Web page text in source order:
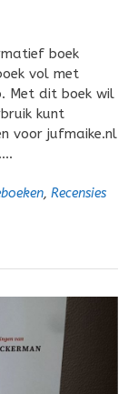
boek
vol met
Met dit boek wil
kunt
voor jufmaike.nl
, Recensies